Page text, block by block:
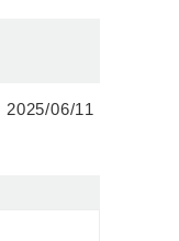
2025/06/11